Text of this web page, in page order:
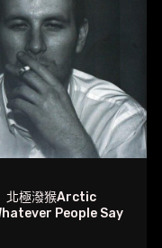
北極潑猴Arctic
People Say